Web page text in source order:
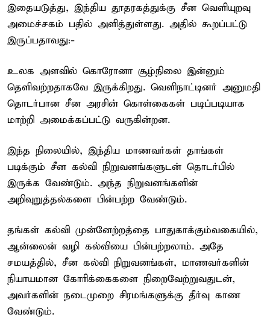
இதையடுத்து, இந்திய தூதரகத்துக்கு சீன வெளியுறவு
அமைச்சகம் பதில் அளித்துள்ளது. அதில் கூறப்பட்டு
இருப்பதாவது:-
உலக அளவில் கொரோனா சூழ்நிலை இன்னும்
தெளிவற்றதாகவே இருக்கிறது. வெளிநாட்டினர் அனுமதி
தொடர்பான சீன அரசின் கொள்கைகள் படிப்படியாக
மாற்றி அமைக்கப்பட்டு வருகின்றன.
இந்த நிலையில், இந்திய மாணவர்கள் தாங்கள்
படிக்கும் சீன கல்வி நிறுவனங்களுடன் தொடர்பில்
இருக்க வேண்டும். அந்த நிறுவனங்களின்
அறிவுறுத்தல்களை பின்பற்ற வேண்டும்.
தங்கள் கல்வி முன்னேற்றத்தை பாதுகாக்கும்வகையில்,
ஆன்லைன் வழி கல்வியை பின்பற்றலாம். அதே
சமயத்தில், சீன கல்வி நிறுவனங்கள், மாணவர்களின்
நியாயமான கோரிக்கைகளை நிறைவேற்றுவதுடன்,
அவர்களின் நடைமுறை சிரமங்களுக்கு தீர்வு காண
வேண்டும்.